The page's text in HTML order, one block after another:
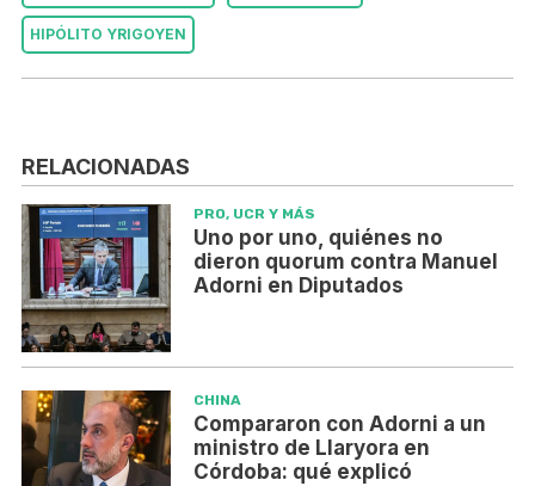
HIPÓLITO YRIGOYEN
RELACIONADAS
PRO, UCR Y MÁS
Uno por uno, quiénes no
dieron quorum contra Manuel
Adorni en Diputados
CHINA
Compararon con Adorni a un
ministro de Llaryora en
Córdoba: qué explicó